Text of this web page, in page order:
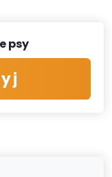
psy